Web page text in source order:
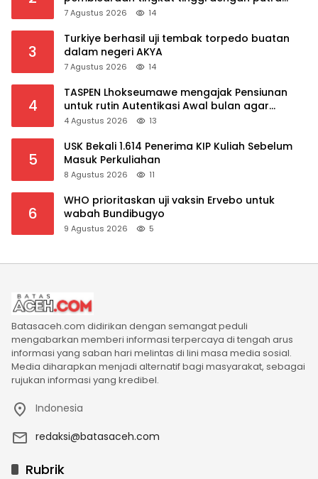
mahkota Saudi dan PM Pakistan
7 Agustus 2026 14
3
Turkiye berhasil uji tembak torpedo buatan
dalam negeri AKYA
7 Agustus 2026 14
4
TASPEN Lhokseumawe mengajak Pensiunan
untuk rutin Autentikasi Awal bulan agar
Manfaat Pensiun tetap Lancar
4 Agustus 2026 13
5
USK Bekali 1.614 Penerima KIP Kuliah Sebelum
Masuk Perkuliahan
8 Agustus 2026 11
6
WHO prioritaskan uji vaksin Ervebo untuk
wabah Bundibugyo
9 Agustus 2026 5
Batasaceh.com didirikan dengan semangat peduli
mengabarkan memberi informasi terpercaya di tengah arus
informasi yang saban hari melintas di lini masa media sosial.
Media diharapkan menjadi alternatif bagi masyarakat, sebagai
rujukan informasi yang kredibel.
Indonesia
redaksi@batasaceh.com
Rubrik